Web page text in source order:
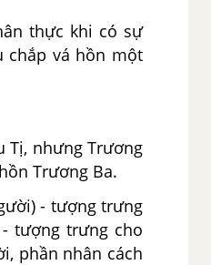
thực khi có sự
chắp vá hồn một
Tị, nhưng Trương
Trương Ba.
- tượng trưng
tượng trưng cho
phần nhân cách